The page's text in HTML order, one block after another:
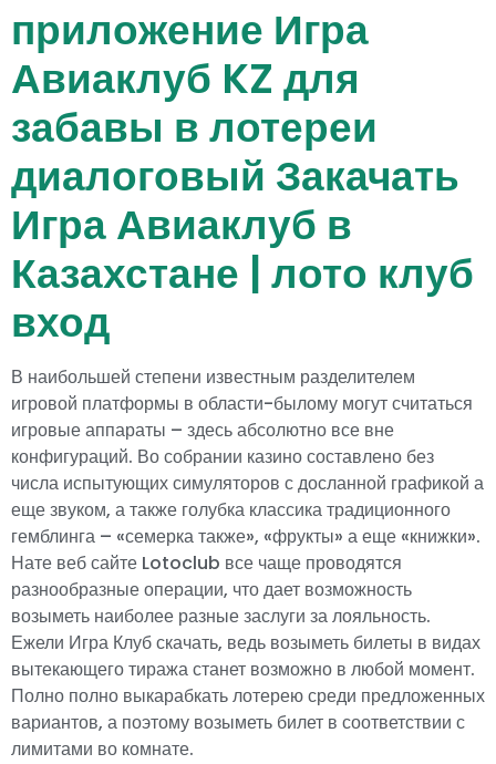
приложение Игра
Авиаклуб KZ для
забавы в лотереи
диалоговый Закачать
Игра Авиаклуб в
Казахстане | лото клуб
вход
В наибольшей степени известным разделителем
игровой платформы в области-былому могут считаться
игровые аппараты – здесь абсолютно все вне
конфигураций. Во собрании казино составлено без
числа испытующих симуляторов с досланной графикой а
еще звуком, а также голубка классика традиционного
гемблинга – «семерка также», «фрукты» а еще «книжки».
Нате веб сайте Lotoclub все чаще проводятся
разнообразные операции, что дает возможность
возыметь наиболее разные заслуги за лояльность.
Ежели Игра Клуб скачать, ведь возыметь билеты в видах
вытекающего тиража станет возможно в любой момент.
Полно полно выкарабкать лотерею среди предложенных
вариантов, а поэтому возыметь билет в соответствии с
лимитами во комнате.